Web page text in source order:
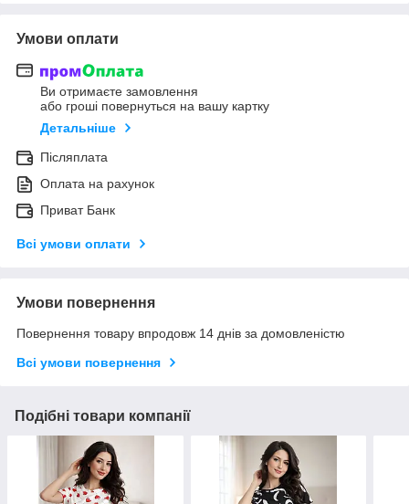
Умови оплати
Ви отримаєте замовлення
або гроші повернуться на вашу картку
Детальніше
Післяплата
Оплата на рахунок
Приват Банк
Всі умови оплати
Умови повернення
Повернення товару впродовж 14 днів за домовленістю
Всі умови повернення
Подібні товари компанії